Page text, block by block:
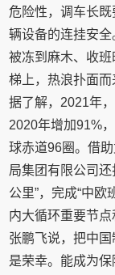
危险性，调车长
辆设备的连挂安
被冻到麻木、收
梯上，热浪扑面而
据了解，2021年
2020年增加91%
球赤道96圈。借
局集团有限公司
公里”，完成“中欧
内大循环重要节点
张鹏飞说，把中
是荣幸。能成为